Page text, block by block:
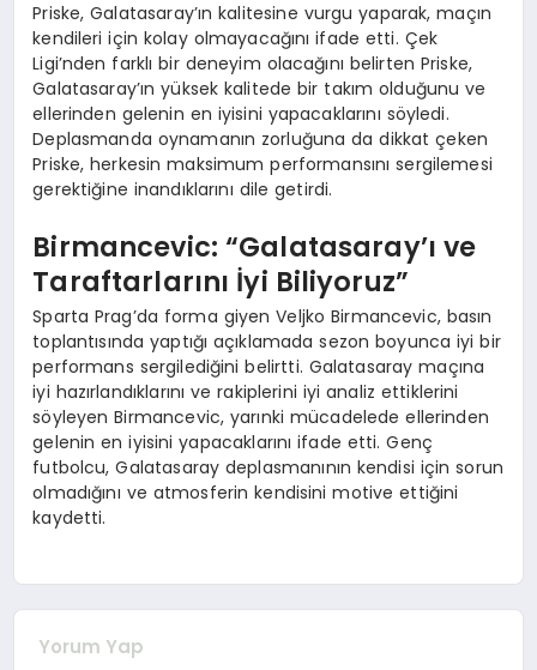
Priske, Galatasaray’ın kalitesine vurgu yaparak, maçın
kendileri için kolay olmayacağını ifade etti. Çek
Ligi’nden farklı bir deneyim olacağını belirten Priske,
Galatasaray’ın yüksek kalitede bir takım olduğunu ve
ellerinden gelenin en iyisini yapacaklarını söyledi.
Deplasmanda oynamanın zorluğuna da dikkat çeken
Priske, herkesin maksimum performansını sergilemesi
gerektiğine inandıklarını dile getirdi.
Birmancevic: “Galatasaray’ı ve
Taraftarlarını İyi Biliyoruz”
Sparta Prag’da forma giyen Veljko Birmancevic, basın
toplantısında yaptığı açıklamada sezon boyunca iyi bir
performans sergilediğini belirtti. Galatasaray maçına
iyi hazırlandıklarını ve rakiplerini iyi analiz ettiklerini
söyleyen Birmancevic, yarınki mücadelede ellerinden
gelenin en iyisini yapacaklarını ifade etti. Genç
futbolcu, Galatasaray deplasmanının kendisi için sorun
olmadığını ve atmosferin kendisini motive ettiğini
kaydetti.
Yorum Yap